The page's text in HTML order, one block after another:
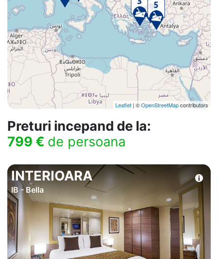
Leaflet | ©OpenStreetMapcontributors
Preturi incepand de la:
799 € de persoana
INTERIOARA
IB - Bella